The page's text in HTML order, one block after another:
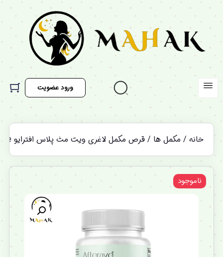
ورود عضویت
خانه/ مکمل ها / قرص مکمل لاغری ویت مث پلاس افترایو WeightMath Afterave
%12 تخفیف ویژه
ناموجود